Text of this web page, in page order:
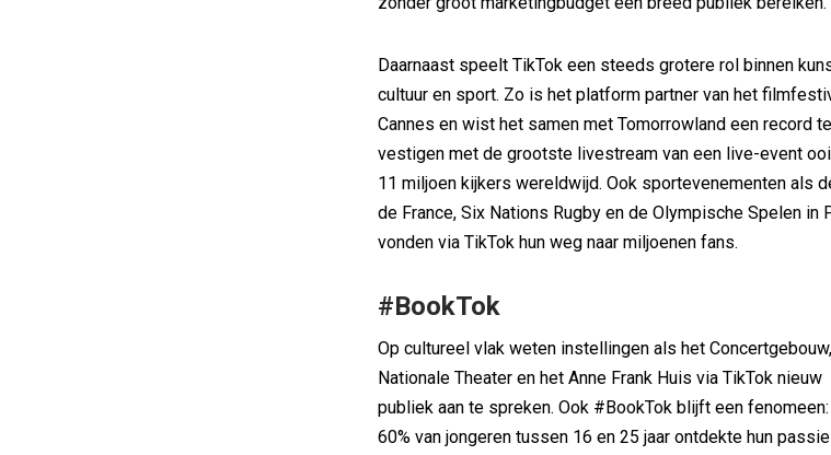
Daarnaast speelt TikTok een steeds grotere rol binnen
cultuur en sport. Zo is het platform partner van het
Cannes en wist het samen met Tomorrowland een record te
vestigen met de grootste livestream van een live-event
11 miljoen kijkers wereldwijd. Ook sportevenementen als
de France, Six Nations Rugby en de Olympische Spelen in
vonden via TikTok hun weg naar miljoenen fans.
#BookTok
Op cultureel vlak weten instellingen als het
Nationale Theater en het Anne Frank Huis via TikTok nieuw
publiek aan te spreken. Ook #BookTok blijft een
60% van jongeren tussen 16 en 25 jaar ontdekte hun